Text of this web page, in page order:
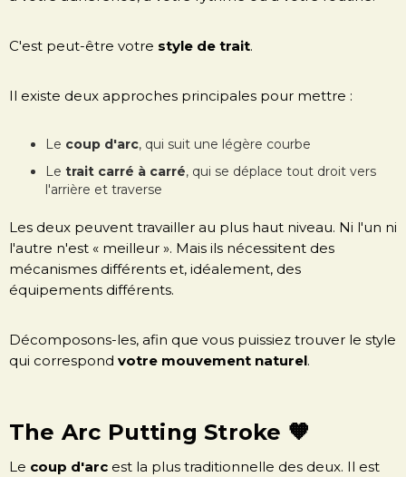
C'est peut-être votre style de trait.
Il existe deux approches principales pour mettre :
Le coup d'arc, qui suit une légère courbe
Le trait carré à carré, qui se déplace tout droit vers
l'arrière et traverse
Les deux peuvent travailler au plus haut niveau. Ni l'un ni
l'autre n'est « meilleur ». Mais ils nécessitent des
mécanismes différents et, idéalement, des
équipements différents.
Décomposons-les, afin que vous puissiez trouver le style
qui correspond votre mouvement naturel.
The Arc Putting Stroke 🧡
Le coup d'arc est la plus traditionnelle des deux. Il est